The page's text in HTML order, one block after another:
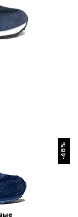
-46%